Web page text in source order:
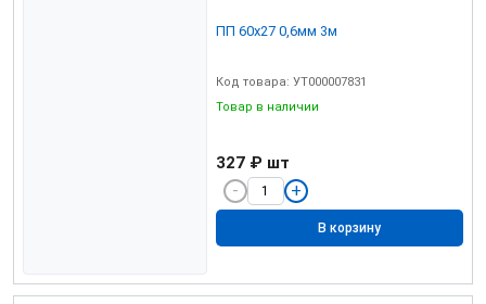
ПП 60х27 0,6мм 3м
Код товара: УТ000007831
Товар в наличии
327 ₽ шт
В корзину